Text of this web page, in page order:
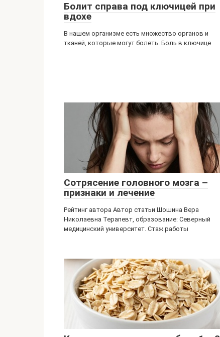
Болит справа под ключицей при
вдохе
В нашем организме есть множество органов и
тканей, которые могут болеть. Боль в ключице
Сотрясение головного мозга –
признаки и лечение
Рейтинг автора Автор статьи Шошина Вера
Николаевна Терапевт, образование: Северный
медицинский университет. Стаж работы